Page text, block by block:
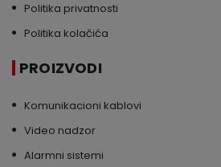
Politika privatnosti
Politika kolačića
PROIZVODI
Komunikacioni kablovi
Video nadzor
Alarmni sistemi